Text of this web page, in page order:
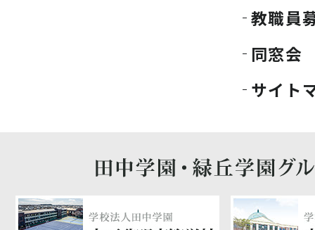
教職員
同窓会
サイト